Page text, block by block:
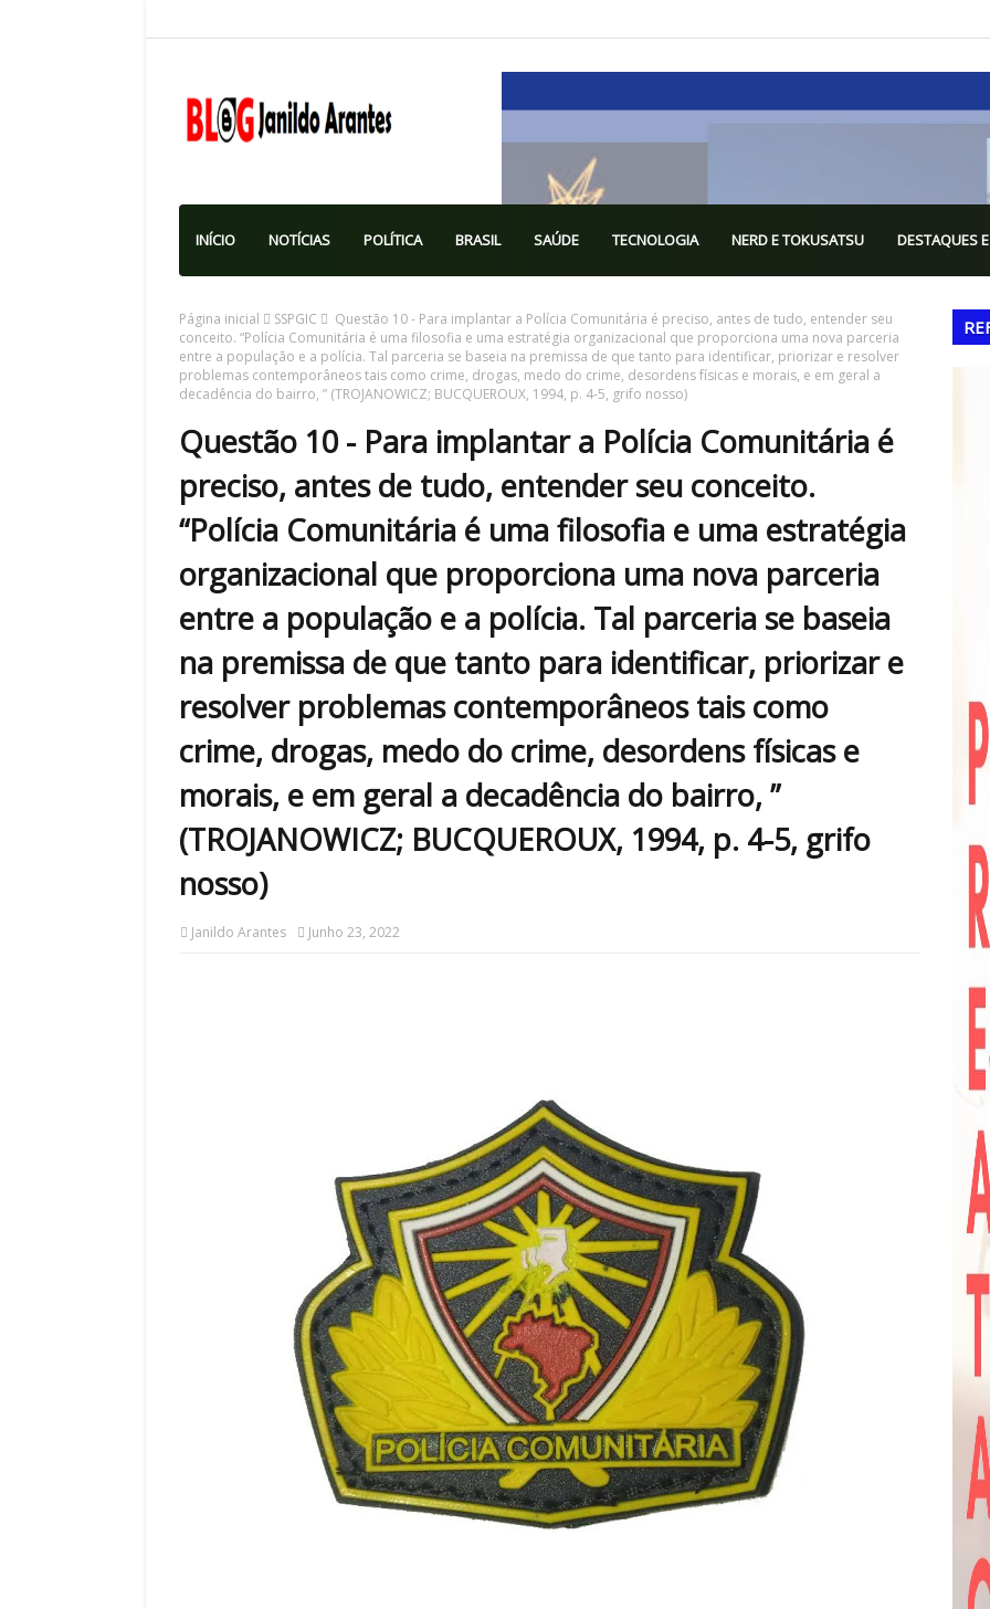
INÍCIO NOTÍCIAS POLÍTICA BRASIL SAÚDE TECNOLOGIA NERD E TOKUSATSU DESTAQUES
Página inicial SSPGIC
Questão 10 - Para implantar a Polícia Comunitária é preciso, antes de tudo, entender seu
conceito. “Polícia Comunitária é uma filosofia e uma estratégia organizacional que proporciona uma nova parceria
entre a população e a polícia. Tal parceria se baseia na premissa de que tanto para identificar, priorizar e resolver
problemas contemporâneos tais como crime, drogas, medo do crime, desordens físicas e morais, e em geral a
decadência do bairro, ” (TROJANOWICZ; BUCQUEROUX, 1994, p. 4-5, grifo nosso)
Questão 10 - Para implantar a Polícia Comunitária é
preciso, antes de tudo, entender seu conceito.
“Polícia Comunitária é uma filosofia e uma estratégia
organizacional que proporciona uma nova parceria
entre a população e a polícia. Tal parceria se baseia
na premissa de que tanto para identificar, priorizar e
resolver problemas contemporâneos tais como
crime, drogas, medo do crime, desordens físicas e
morais, e em geral a decadência do bairro, ”
(TROJANOWICZ; BUCQUEROUX, 1994, p. 4-5, grifo
nosso)
Janildo Arantes Junho 23, 2022